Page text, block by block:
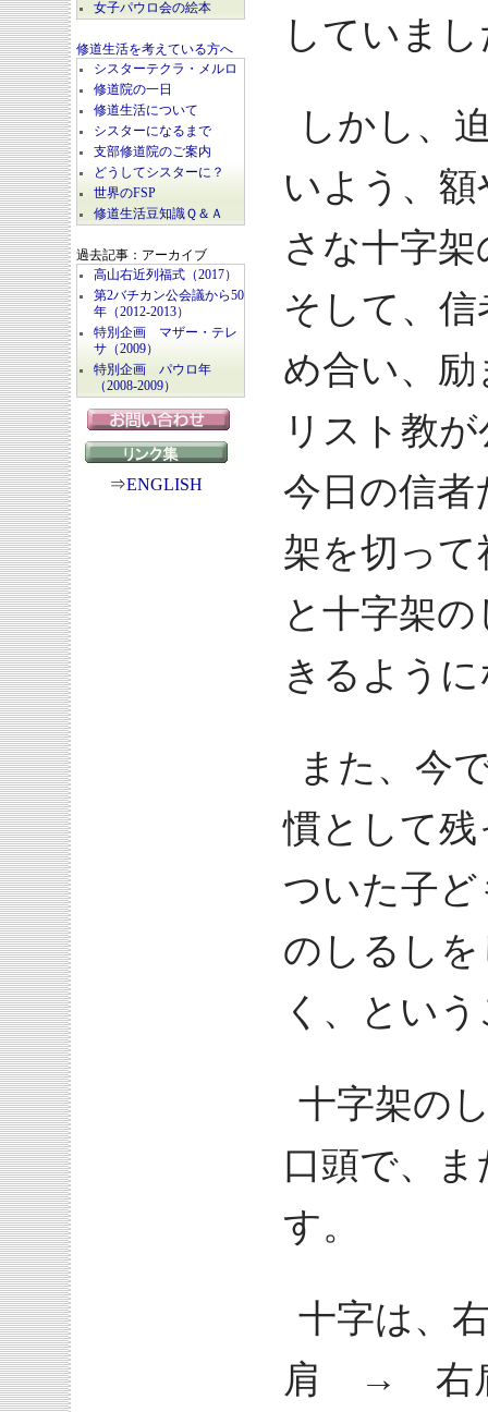
女子パウロ会の絵本
修道生活を考えている方へ
シスターテクラ・メルロ
修道院の一日
修道生活について
シスターになるまで
支部修道院のご案内
どうしてシスターに？
世界のFSP
修道生活豆知識Ｑ＆Ａ
過去記事：アーカイブ
高山右近列福式（2017）
第2バチカン公会議から50
年（2012-2013）
特別企画 マザー・テレ
サ（2009）
特別企画 パウロ年
（2008-2009）
⇒ENGLISH
していま
しかし、
いよう、
さな十字
そして、
め合い、
リスト教
今日の信
架を切っ
と十字架
きるよう
また、今
慣として
ついた子
のしるし
く、とい
十字架の
口頭で、
す。
十字は
肩 → 右